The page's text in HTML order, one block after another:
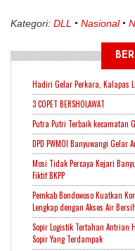
Kategori: DLL Nasional
Hadiri Gelar Perkara, Kalapas
3 COPET BERSHOLAWAT
Putra Putri Terbaik kecamatan
DPD PWMOI Banyuwangi Gelar
Mosi Tidak Percaya Kejari
Fiktif BKPP
Pemkab Bondowoso Kuatkan
Lengkap dengan Akses Air
Sopir Logistik Tertahan Antrian
Sopir Yang Terdampak